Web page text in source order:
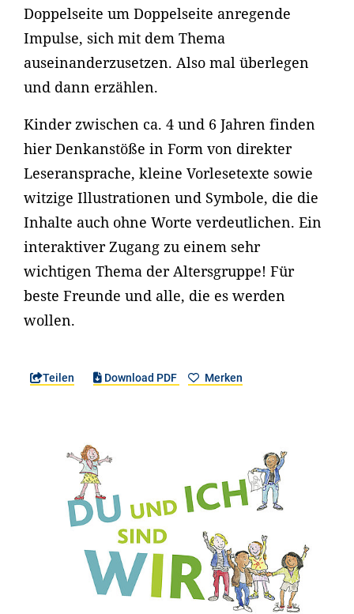
Doppelseite um Doppelseite anregende
Impulse, sich mit dem Thema
auseinanderzusetzen. Also mal überlegen
und dann erzählen.
Kinder zwischen ca. 4 und 6 Jahren finden
hier Denkanstöße in Form von direkter
Leseransprache, kleine Vorlesetexte sowie
witzige Illustrationen und Symbole, die die
Inhalte auch ohne Worte verdeutlichen. Ein
interaktiver Zugang zu einem sehr
wichtigen Thema der Altersgruppe! Für
beste Freunde und alle, die es werden
wollen.
Teilen Download PDF Merken